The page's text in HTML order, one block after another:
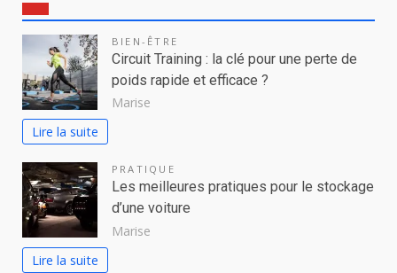
BIEN-ÊTRE
Circuit Training : la clé pour une perte de
poids rapide et efficace ?
Marise
Lire la suite
PRATIQUE
Les meilleures pratiques pour le stockage
d’une voiture
Marise
Lire la suite